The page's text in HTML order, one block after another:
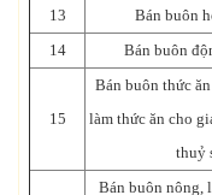
13 Bán buôn
14
Bán buôn
15
Bán buôn thức
làm thức ăn cho
thuỷ
Bán buôn nông,